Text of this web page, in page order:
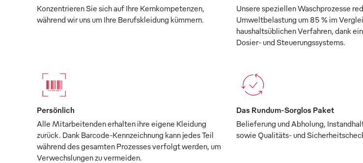
Konzentrieren Sie sich auf Ihre Kernkompetenzen,
während wir uns um Ihre Berufskleidung kümmern.
Unsere speziellen Waschprozesse
Umweltbelastung um 85 % im
haushaltsüblichen Verfahren, dank
Dosier- und Steuerungssystems.
Persönlich
Alle Mitarbeitenden erhalten ihre eigene Kleidung
zurück. Dank Barcode-Kennzeichnung kann jedes Teil
während des gesamten Prozesses verfolgt werden, um
Verwechslungen zu vermeiden.
Das Rundum-Sorglos Paket
Belieferung und Abholung,
sowie Qualitäts- und